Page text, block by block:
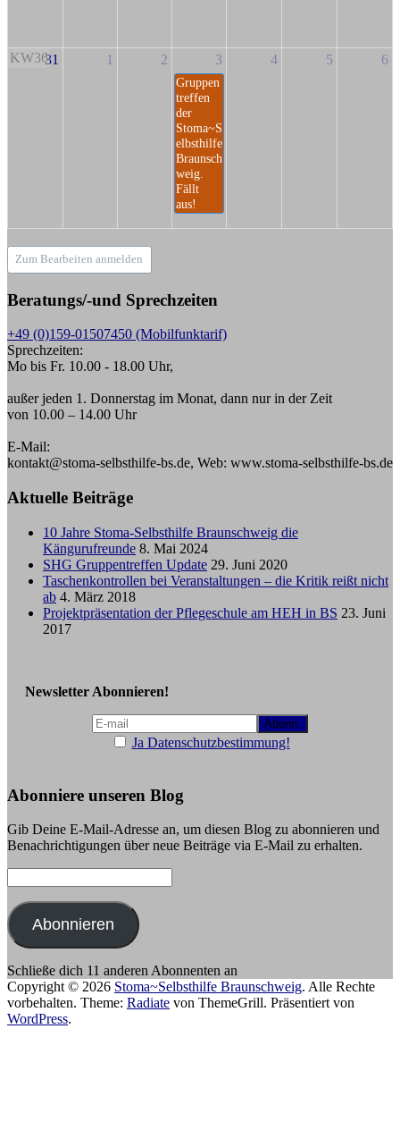
KW3631 1 2 3
Gruppen
treffen
der
Stoma~S
elbsthilfe
Braunsch
weig.
Fällt
aus!
4 5 6
Zum Bearbeiten anmelden
Beratungs/-und Sprechzeiten
+49 (0)159-01507450 (Mobilfunktarif)
Sprechzeiten:
Mo bis Fr. 10.00 - 18.00 Uhr,
außer jeden 1. Donnerstag im Monat, dann nur in der Zeit
von 10.00 – 14.00 Uhr
E-Mail:
kontakt@stoma-selbsthilfe-bs.de, Web: www.stoma-selbsthilfe-bs.de
Aktuelle Beiträge
10 Jahre Stoma-Selbsthilfe Braunschweig die
Kängurufreunde 8. Mai 2024
SHG Gruppentreffen Update 29. Juni 2020
Taschenkontrollen bei Veranstaltungen – die Kritik reißt nicht
ab 4. März 2018
Projektpräsentation der Pflegeschule am HEH in BS 23. Juni
2017
Newsletter Abonnieren!
Ja Datenschutzbestimmung!
Abonniere unseren Blog
Gib Deine E-Mail-Adresse an, um diesen Blog zu abonnieren und
Benachrichtigungen über neue Beiträge via E-Mail zu erhalten.
Mail-
Adresse:
Abonnieren
Schließe dich 11 anderen Abonnenten an
Copyright © 2026 Stoma~Selbsthilfe Braunschweig. Alle Rechte
vorbehalten. Theme: Radiate von ThemeGrill. Präsentiert von
WordPress.